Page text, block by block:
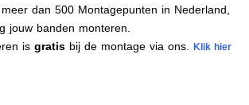
dan 500 Montagepunten in Nederland,
jouw banden monteren.
is gratis bij de montage via ons. Klik hier